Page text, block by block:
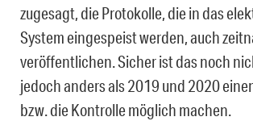
zugesagt, die Protokolle, die in das
System eingespeist werden, auch
veröffentlichen. Sicher ist das noch
jedoch anders als 2019 und 2020
bzw. die Kontrolle möglich machen.